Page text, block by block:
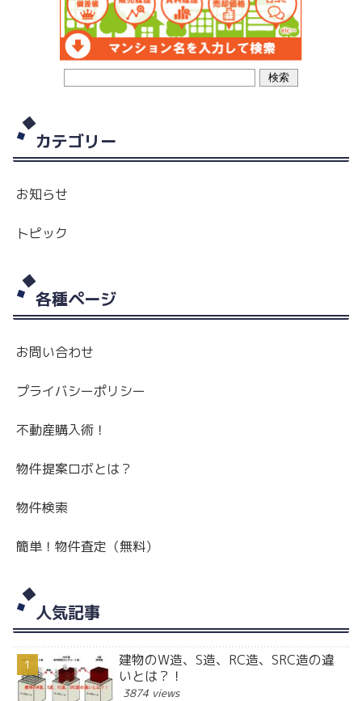
カテゴリー
お知らせ
トピック
各種ページ
お問い合わせ
プライバシーポリシー
不動産購入術！
物件提案ロボとは？
物件検索
簡単！物件査定（無料）
人気記事
建物のW造、S造、RC造、SRC造の違
いとは？！
3874 views